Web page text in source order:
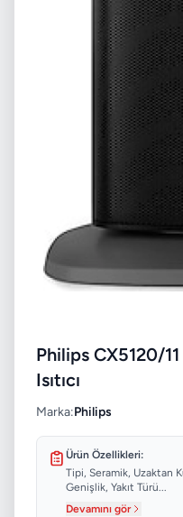
Philips CX5120/
Isıtıcı
Marka:Philips
Ürün Özellikleri:
Tipi, Seramik, Uzaktan
Genişlik, Yakıt Türü...
Devamını gör